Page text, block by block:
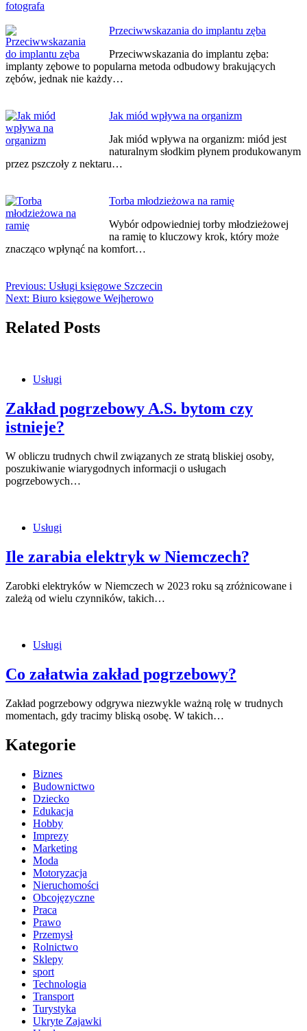
Przeciwwskazania do implantu zęba
Przeciwwskazania do implantu zęba:
implanty zębowe to popularna metoda odbudowy brakujących
zębów, jednak nie każdy…
Jak miód wpływa na organizm
Jak miód wpływa na organizm: miód jest
naturalnym słodkim płynem produkowanym
przez pszczoły z nektaru…
Torba młodzieżowa na ramię
Wybór odpowiedniej torby młodzieżowej
na ramię to kluczowy krok, który może
znacząco wpłynąć na komfort…
Previous: Usługi księgowe Szczecin
Next: Biuro księgowe Wejherowo
Related Posts
Usługi
Zakład pogrzebowy A.S. bytom czy
istnieje?
W obliczu trudnych chwil związanych ze stratą bliskiej osoby,
poszukiwanie wiarygodnych informacji o usługach
pogrzebowych…
Usługi
Ile zarabia elektryk w Niemczech?
Zarobki elektryków w Niemczech w 2023 roku są zróżnicowane i
zależą od wielu czynników, takich…
Usługi
Co załatwia zakład pogrzebowy?
Zakład pogrzebowy odgrywa niezwykle ważną rolę w trudnych
momentach, gdy tracimy bliską osobę. W takich…
Kategorie
Biznes
Budownictwo
Dziecko
Edukacja
Hobby
Imprezy
Marketing
Moda
Motoryzacja
Nieruchomości
Obcojęzyczne
Praca
Prawo
Przemysł
Rolnictwo
Sklepy
sport
Technologia
Transport
Turystyka
Ukryte Zajawki